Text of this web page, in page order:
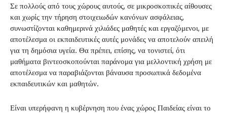
Σε πολλούς από τους χώρους αυτούς, σε μικροσκοπικές αίθουσες
και χωρίς την τήρηση στοιχειωδών κανόνων ασφάλειας,
συνωστίζονται καθημερινά χιλιάδες μαθητές και εργαζόμενοι, με
αποτέλεσμα οι εκπαιδευτικές αυτές μονάδες να αποτελούν απειλή
για τη δημόσια υγεία. Θα πρέπει, επίσης, να τονιστεί, ότι
μαθήματα βιντεοσκοπούνται παράνομα για μελλοντική χρήση με
αποτέλεσμα να παραβιάζονται βάναυσα προσωπικά δεδομένα
εκπαιδευτικών και μαθητών.
Είναι υπερήφανη η κυβέρνηση που ένας χώρος Παιδείας είναι το